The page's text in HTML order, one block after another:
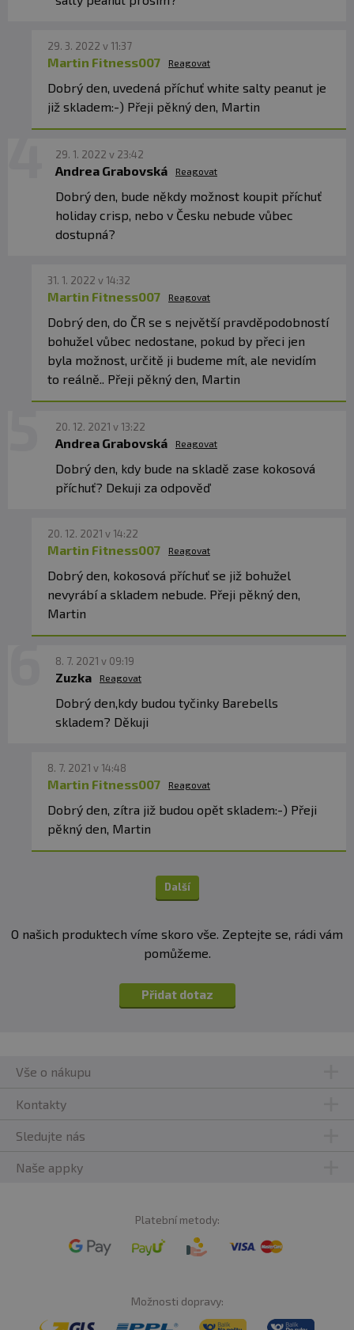
29. 3. 2022 v 11:37
Martin Fitness007 Reagovat
Dobrý den, uvedená příchuť white salty peanut je
již skladem:-) Přeji pěkný den, Martin
29. 1. 2022 v 23:42
Andrea Grabovská Reagovat
Dobrý den, bude někdy možnost koupit příchuť
holiday crisp, nebo v Česku nebude vůbec
dostupná?
31. 1. 2022 v 14:32
Martin Fitness007 Reagovat
Dobrý den, do ČR se s největší pravděpodobností
bohužel vůbec nedostane, pokud by přeci jen
byla možnost, určitě ji budeme mít, ale nevidím
to reálně.. Přeji pěkný den, Martin
20. 12. 2021 v 13:22
Andrea Grabovská Reagovat
Dobrý den, kdy bude na skladě zase kokosová
příchuť? Dekuji za odpověď
20. 12. 2021 v 14:22
Martin Fitness007 Reagovat
Dobrý den, kokosová příchuť se již bohužel
nevyrábí a skladem nebude. Přeji pěkný den,
Martin
8. 7. 2021 v 09:19
Zuzka Reagovat
Dobrý den,kdy budou tyčinky Barebells
skladem? Děkuji
8. 7. 2021 v 14:48
Martin Fitness007 Reagovat
Dobrý den, zítra již budou opět skladem:-) Přeji
pěkný den, Martin
Další
O našich produktech víme skoro vše. Zeptejte se, rádi vám
pomůžeme.
Přidat dotaz
Vše o nákupu
Kontakty
Sledujte nás
Naše appky
Platební metody:
Možnosti dopravy: